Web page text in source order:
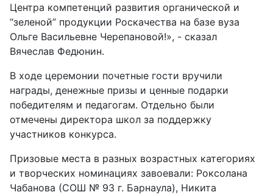
Центра компетенций развития органической и
“зеленой” продукции Роскачества на базе вуза
Ольге Васильевне Черепановой!», - сказал
Вячеслав Федюнин.
В ходе церемонии почетные гости вручили
награды, денежные призы и ценные подарки
победителям и педагогам. Отдельно были
отмечены директора школ за поддержку
участников конкурса.
Призовые места в разных возрастных категориях
и творческих номинациях завоевали: Роксолана
Чабанова (СОШ № 93 г. Барнаула), Никита